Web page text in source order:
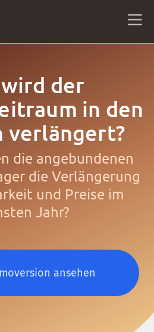
der
in den
verlängert?
die angebundenen
die Verlängerung
und Preise im
Jahr?
ansehen